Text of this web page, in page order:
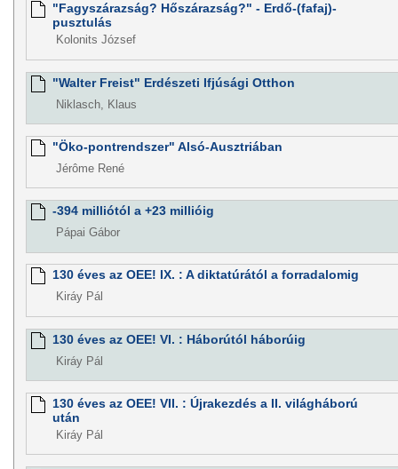
"Fagyszárazság? Hőszárazság?" - Erdő-(fafaj)-
pusztulás
Kolonits József
"Walter Freist" Erdészeti Ifjúsági Otthon
Niklasch, Klaus
"Öko-pontrendszer" Alsó-Ausztriában
Jérôme René
-394 milliótól a +23 millióig
Pápai Gábor
130 éves az OEE! IX. : A diktatúrától a forradalomig
Kiráy Pál
130 éves az OEE! VI. : Háborútól háborúig
Kiráy Pál
130 éves az OEE! VII. : Újrakezdés a II. világháború
után
Kiráy Pál